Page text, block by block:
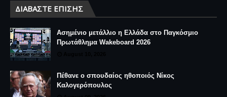
ΔΙΑΒΆΣΤΕ ΕΠΊΣΗΣ
Ασημένιο μετάλλιο η Ελλάδα στο Παγκόσμιο
Πρωτάθλημα Wakeboard 2026
Πέθανε ο σπουδαίος ηθοποιός Νίκος
Καλογερόπουλος